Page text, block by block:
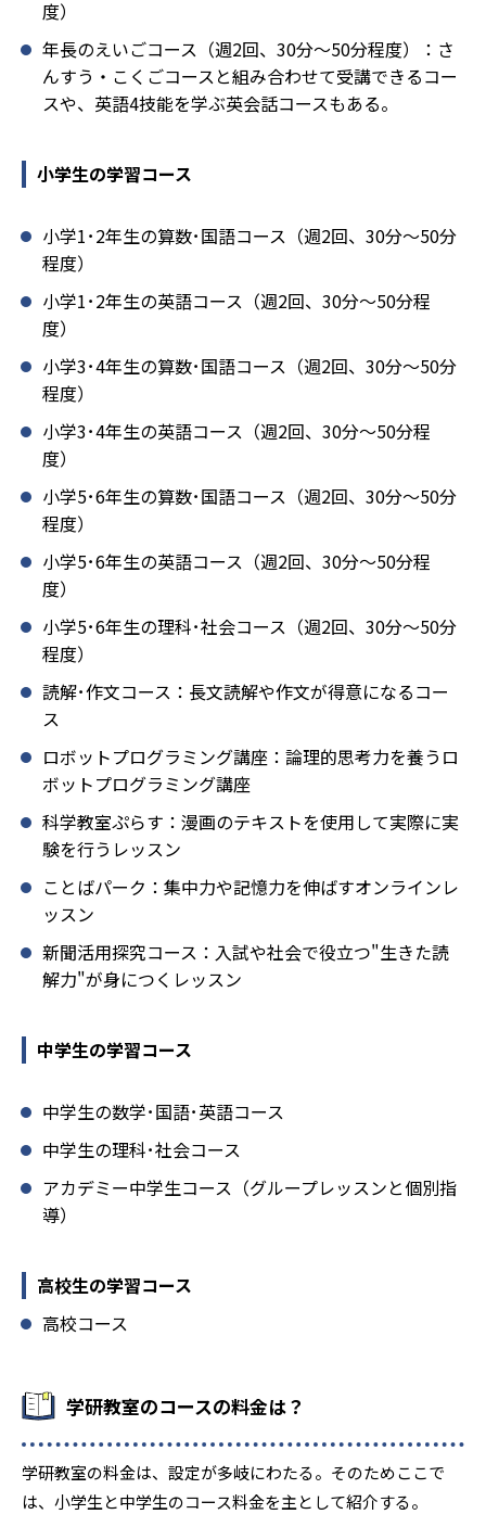
度）
年長のえいごコース（週2回、30分～50分程度）：さ
んすう・こくごコースと組み合わせて受講できるコー
スや、英語4技能を学ぶ英会話コースもある。
小学生の学習コース
小学1･2年生の算数･国語コース（週2回、30分～50分
程度）
小学1･2年生の英語コース（週2回、30分～50分程
度）
小学3･4年生の算数･国語コース（週2回、30分～50分
程度）
小学3･4年生の英語コース（週2回、30分～50分程
度）
小学5･6年生の算数･国語コース（週2回、30分～50分
程度）
小学5･6年生の英語コース（週2回、30分～50分程
度）
小学5･6年生の理科･社会コース（週2回、30分～50分
程度）
読解･作文コース：長文読解や作文が得意になるコー
ス
ロボットプログラミング講座：論理的思考力を養うロ
ボットプログラミング講座
科学教室ぷらす：漫画のテキストを使用して実際に実
験を行うレッスン
ことばパーク：集中力や記憶力を伸ばすオンラインレ
ッスン
新聞活用探究コース：入試や社会で役立つ"生きた読
解力"が身につくレッスン
中学生の学習コース
中学生の数学･国語･英語コース
中学生の理科･社会コース
アカデミー中学生コース（グループレッスンと個別指
導）
高校生の学習コース
高校コース
学研教室のコースの料金は？
学研教室の料金は、設定が多岐にわたる。そのためここで
は、小学生と中学生のコース料金を主として紹介する。